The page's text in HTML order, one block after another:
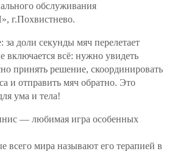
обслуживания
за доли секунды мяч перелетает
включается всё: нужно увидеть
принять решение, скоординировать
и отправить мяч обратно. Это
ума и тела!
— любимая игра особенных
всего мира называют его терапией в